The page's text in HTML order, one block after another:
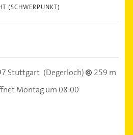
(SCHWERPUNKT)
Stuttgart (Degerloch)
259 m
Montag um 08:00